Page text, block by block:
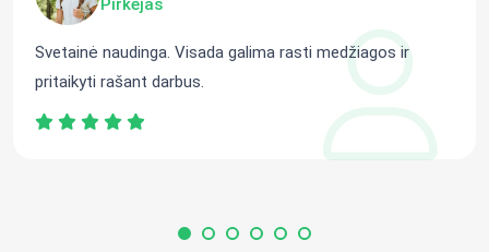
Pirkėjas
Svetainė naudinga. Visada galima rasti medžiagos ir
pritaikyti rašant darbus.